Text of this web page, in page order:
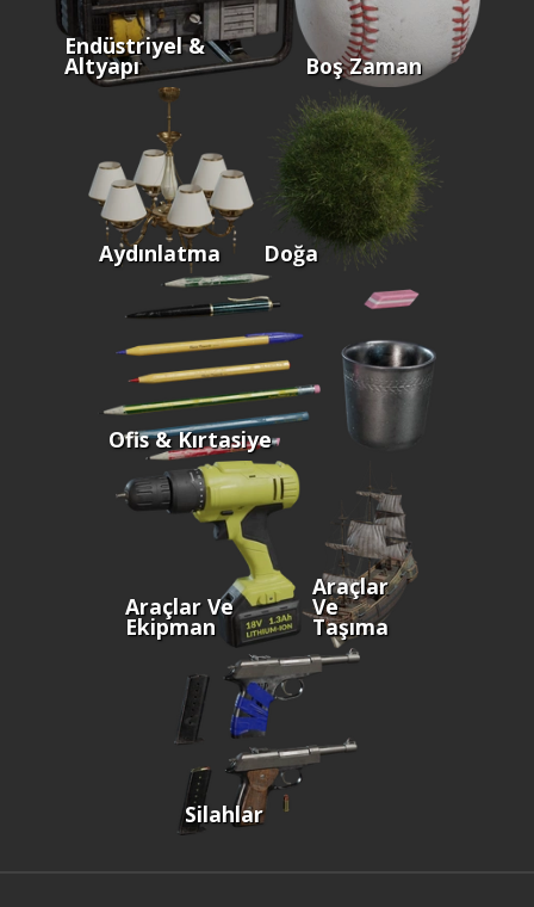
Endüstriyel &
Altyapı Boş Zaman
Aydınlatma Doğa
Ofis & Kırtasiye
Araçlar Ve
Ekipman
Araçlar
Ve
Taşıma
Silahlar